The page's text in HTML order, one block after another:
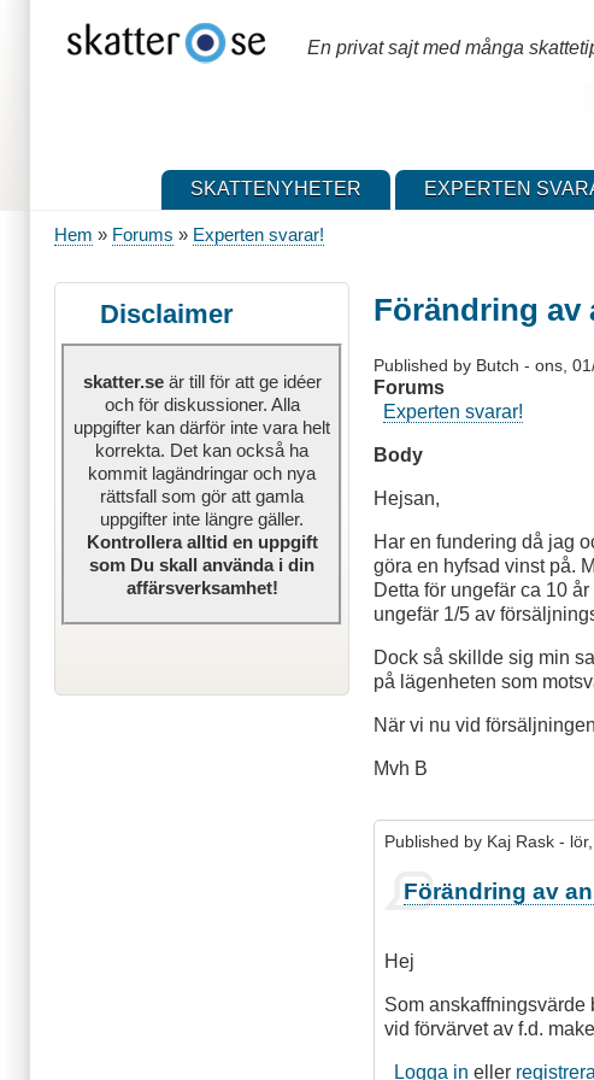
huvudinnehåll
En privat sajt med många
SKATTENYHETER EXPERTEN
Hem Forums Experten svarar!
Disclaimer
skatter.seär till för att ge idéer
och för diskussioner. Alla
uppgifter kan därför inte vara helt
korrekta. Det kan också ha
kommit lagändringar och nya
rättsfall som gör att gamla
uppgifter inte längre gäller.
Kontrollera alltid en uppgift
som Du skall använda i din
affärsverksamhet!
Förändring av
Published by Butch -ons,
Forums
Experten svarar!
Body
Hejsan,
Har en fundering då jag
göra en hyfsad vinst på.
Detta för ungefär ca 10
ungefär 1/5 av
Dock så skillde sig min
på lägenheten som
När vi nu vid
Mvh B
Published by Kaj Rask -
Förändring av
Hej
Som
vid förvärvet av f.d.
Logga in eller